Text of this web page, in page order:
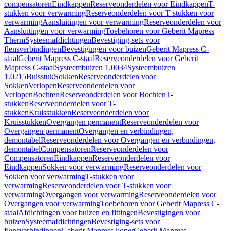
compensatorenEindkappenReserveonderdelen voor EindkappenT-
stukken voor verwarmingReserveonderdelen voor T-stukken voor
verwarmingAansluitingen voor verwarmingReserveonderdelen voor
Aansluitingen voor verwarmingToebehoren voor Geberit Mapress
ThermSysteemafdichtingenBevestiging-sets voor
flensverbindingenBevestigingen voor buizenGeberit Mapress C-
staalGeberit Mapress C-staalReserveonderdelen voor Geberit
Mapress C-staalSysteembuizen 1.0034Systeembuizen
1.0215BuisstukSokkenReserveonderdelen voor
SokkenVerlopenReserveonderdelen voor
VerlopenBochtenReserveonderdelen voor BochtenT-
stukkenReserveonderdelen voor T-
stukkenKruisstukkenReserveonderdelen voor
KruisstukkenOvergangen permanentReserveonderdelen voor
Overgangen permanentOvergangen en verbindingen,
demontabelReserveonderdelen voor Overgangen en verbindingen,
demontabelCompensatorenReserveonderdelen voor
CompensatorenEindkappenReserveonderdelen voor
EindkappenSokken voor verwarmingReserveonderdelen voor
Sokken voor verwarmingT-stukken voor
verwarmingReserveonderdelen voor T-stukken voor
verwarmingOvergangen voor verwarmingReserveonderdelen voor
Overgangen voor verwarmingToebehoren voor Geberit Mapress C-
staalAfdichtingen voor buizen en fittingenBevestigingen voor
buizenSysteemafdichtingenBevestiging-sets voor